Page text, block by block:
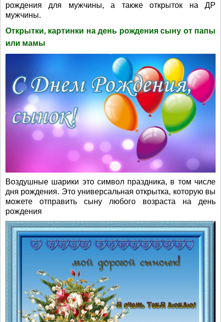
рождения для мужчины, а также открыток на ДР
мужчины.
Открытки, картинки на день рождения сыну от папы
или мамы
Воздушные шарики это символ праздника, в том числе
дня рождения. Это универсальная открытка, которую вы
можете отправить сыну любого возраста на день
рождения